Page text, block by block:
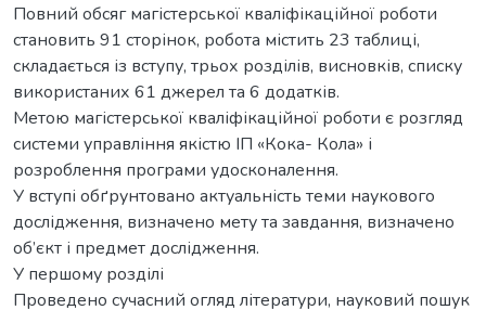
Повний обсяг магістерської кваліфікаційної роботи
становить 91 сторінок, робота містить 23 таблиці,
складається із вступу, трьох розділів, висновків, списку
використаних 61 джерел та 6 додатків.
Метою магістерської кваліфікаційної роботи є розгляд
системи управління якістю ІП «Кока- Кола» і
розроблення програми удосконалення.
У вступі обґрунтовано актуальність теми наукового
дослідження, визначено мету та завдання, визначено
об’єкт і предмет дослідження.
У першому розділі
Проведено сучасний огляд літератури, науковий пошук